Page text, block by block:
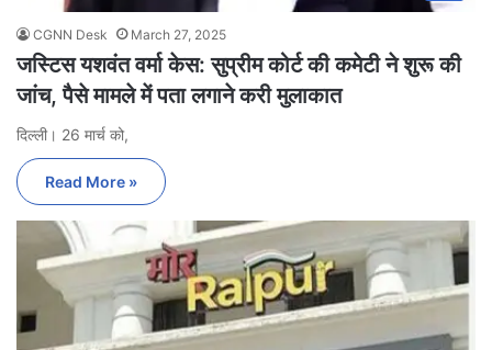
CGNN Desk March 27, 2025
जस्टिस यशवंत वर्मा केस: सुप्रीम कोर्ट की कमेटी ने शुरू की
जांच, पैसे मामले में पता लगाने करी मुलाकात
दिल्ली। 26 मार्च को,
Read More »